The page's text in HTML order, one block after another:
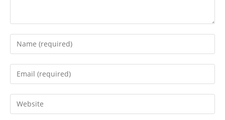
Enter
your
name
comment
Enter
your
email
address
Enter
your